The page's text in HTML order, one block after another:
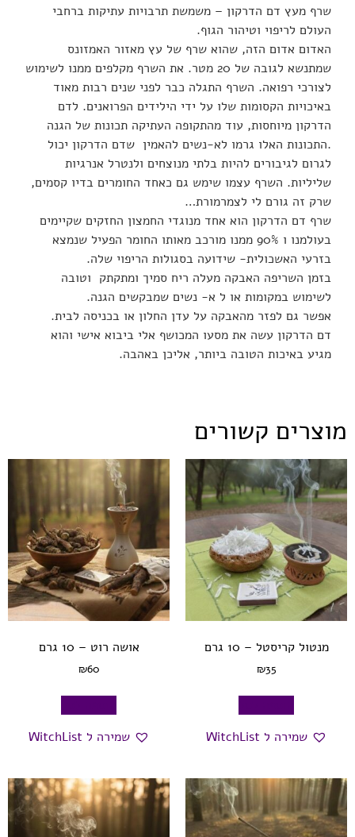
שרף מעץ דם הדרקון – משמשת תרבויות עתיקות ברחבי
העולם לריפוי וטיהור הגוף.
האדום אדום הזה, שהוא שרף של עץ מאזור האמזונס
שמתנשא לגובה של 20 מטר. את השרף מקלפים ממנו לשימוש
לצורכי רפואה. השרף התגלה כבר לפני שנים רבות מאוד
באיכויות הקסומות שלו על ידי הילידים הפרואנים. לדם
הדרקון מיוחסות, עוד מהתקופה העתיקה תכונות של הגנה
.התכונות האלו גרמו לא-נשים להאמין שדם הדרקון יכול
לגרום לגיבורים להיות בלתי מנוצחים ולנטרל אנרגיות
שליליות. השרף עצמו שימש גם כאחד החומרים בדיו קסמים,
שרק זה גורם לי לצמרמורת…
שרף דם הדרקון הוא אחד מנוגדי החמצון החזקים שקיימים
בעולמנו ו 90% ממנו מורכב מאותו החומר הפעיל שנמצא
בזרעי האשכולית- שידועה בסגולות הריפוי שלה.
בזמן השריפה האבקה מעלה ריח סמיך ומתקתק וטובה
לשימוש במקומות או ל א- נשים שמבקשים הגנה.
אפשר גם לפזר מהאבקה על עדן החלון או בכניסה לבית.
דם הדרקון עשה את מסעו המכושף אלי ביבוא אישי והוא
מגיע באיכות הטובה ביותר, אליכן באהבה.
מוצרים קשורים
מנטול קריסטל – 10 גרם
₪35
שמירה ל WitchList
אושה רוט – 10 גרם
₪60
שמירה ל WitchList